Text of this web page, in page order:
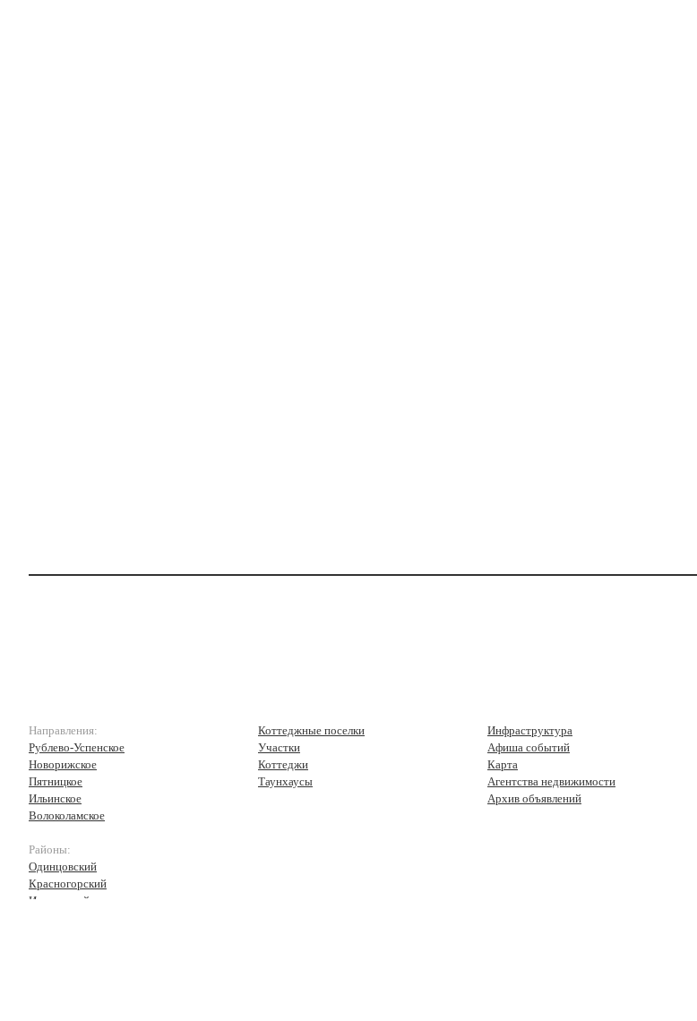
Направления:
Рублево-Успенское
Новорижское
Пятницкое
Ильинское
Волоколамское
Районы:
Одинцовский
Красногорский
Истринский
Коттеджные поселки
Участки
Коттеджи
Таунхаусы
Инфраструктура
Афиша событий
Карта
Агентства недвижимости
Архив объявлений